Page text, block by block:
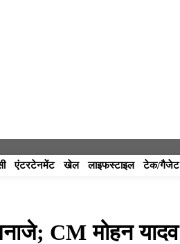
एंटरटेनमेंट खेल लाइफस्टाइल टेक/गैजेट
CM मोहन यादव